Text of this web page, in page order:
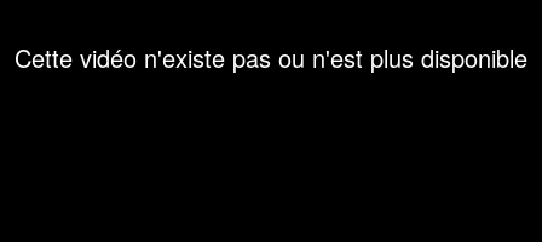
Cette vidéo n'existe pas ou n'est plus disponible